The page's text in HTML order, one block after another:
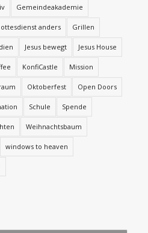
Gemeindeakademie
anders Grillen
Jesus bewegt Jesus House
KonfiCastle Mission
Oktoberfest Open Doors
Schule Spende
Weihnachtsbaum
windows to heaven